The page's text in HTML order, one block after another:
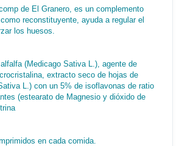
de El Granero, es un complemento
reconstituyente, ayuda a regular el
los huesos.
(Medicago Sativa L.), agente de
extracto seco de hojas de
L.) con un 5% de isoflavonas de ratio
(estearato de Magnesio y dióxido de
en cada comida.